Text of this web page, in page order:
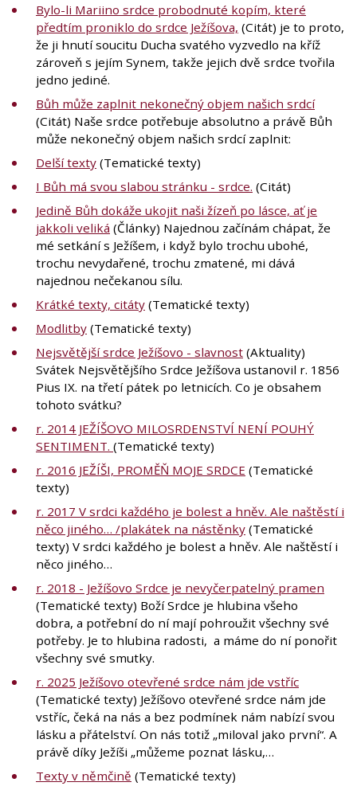
Bylo-li Mariino srdce probodnuté kopím, které
předtím proniklo do srdce Ježíšova, (Citát) je to proto,
že ji hnutí soucitu Ducha svatého vyzvedlo na kříž
zároveň s jejím Synem, takže jejich dvě srdce tvořila
jedno jediné.
Bůh může zaplnit nekonečný objem našich srdcí
(Citát) Naše srdce potřebuje absolutno a právě Bůh
může nekonečný objem našich srdcí zaplnit:
Delší texty (Tematické texty)
I Bůh má svou slabou stránku - srdce. (Citát)
Jedině Bůh dokáže ukojit naši žízeň po lásce, ať je
jakkoli veliká (Články) Najednou začínám chápat, že
mé setkání s Ježíšem, i když bylo trochu ubohé,
trochu nevydařené, trochu zmatené, mi dává
najednou nečekanou sílu.
Krátké texty, citáty (Tematické texty)
Modlitby (Tematické texty)
Nejsvětější srdce Ježíšovo - slavnost (Aktuality)
Svátek Nejsvětějšího Srdce Ježíšova ustanovil r. 1856
Pius IX. na třetí pátek po letnicích. Co je obsahem
tohoto svátku?
r. 2014 JEŽÍŠOVO MILOSRDENSTVÍ NENÍ POUHÝ
SENTIMENT. (Tematické texty)
r. 2016 JEŽÍŠI, PROMĚŇ MOJE SRDCE (Tematické
texty)
r. 2017 V srdci každého je bolest a hněv. Ale naštěstí i
něco jiného… /plakátek na nástěnky (Tematické
texty) V srdci každého je bolest a hněv. Ale naštěstí i
něco jiného…
r. 2018 - Ježíšovo Srdce je nevyčerpatelný pramen
(Tematické texty) Boží Srdce je hlubina všeho
dobra, a potřební do ní mají pohroužit všechny své
potřeby. Je to hlubina radosti, a máme do ní ponořit
všechny své smutky.
r. 2025 Ježíšovo otevřené srdce nám jde vstříc
(Tematické texty) Ježíšovo otevřené srdce nám jde
vstříc, čeká na nás a bez podmínek nám nabízí svou
lásku a přátelství. On nás totiž „miloval jako první“. A
právě díky Ježíši „můžeme poznat lásku,…
Texty v němčině (Tematické texty)